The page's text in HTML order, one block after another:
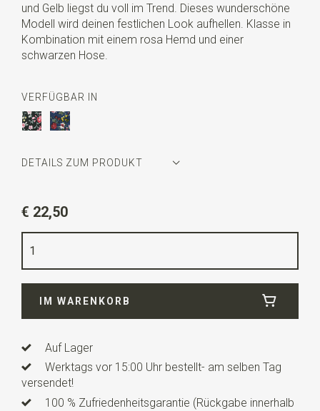
und Gelb liegst du voll im Trend. Dieses wunderschöne
Modell wird deinen festlichen Look aufhellen. Klasse in
Kombination mit einem rosa Hemd und einer
schwarzen Hose.
VERFÜGBAR IN
DETAILS ZUM PRODUKT
Farbe
Qualität
Länge ca. 144 cm
€ 22,50
IM WARENKORB
Auf Lager
Werktags vor 15:00 Uhr bestellt- am selben Tag
versendet!
100 % Zufriedenheitsgarantie (Rückgabe innerhalb